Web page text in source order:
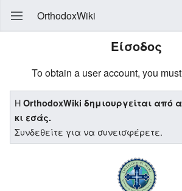
OrthodoxWiki
Είσοδος
To obtain a user account, you must
ΗOrthodoxWiki δημιουργείται από
κι εσάς.
Συνδεθείτε για να συνεισφέρετε.